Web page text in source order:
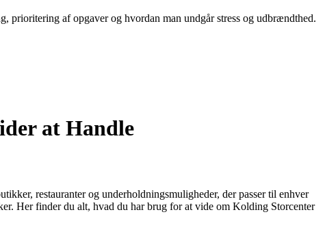
prioritering af opgaver og hvordan man undgår stress og udbrændthed.
at Handle
restauranter og underholdningsmuligheder, der passer til enhver
Her finder du alt, hvad du har brug for at vide om Kolding Storcenter